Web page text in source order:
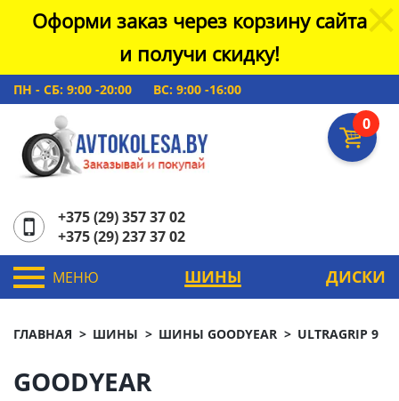
Оформи заказ через корзину сайта
и получи скидку!
ПН - СБ: 9:00 -20:00 ВС: 9:00 -16:00
0
+375 (29) 357 37 02
+375 (29) 237 37 02
МЕНЮ ШИНЫ ДИСКИ
ГЛАВНАЯ ШИНЫ ШИНЫ GOODYEAR ULTRAGRIP 9
GOODYEAR